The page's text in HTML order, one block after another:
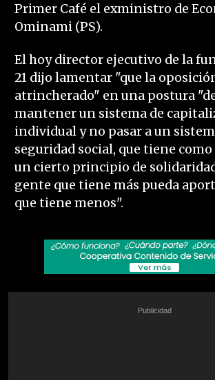
Primer Café el exministro de
Ominami (PS).
El hoy director ejecutivo de la
21 dijo lamentar "que la
atrincherado" en una postura
mantener un sistema de
individual y no pasar a un
seguridad social, que tiene
un cierto principio de
gente que tiene más pueda
que tiene menos".